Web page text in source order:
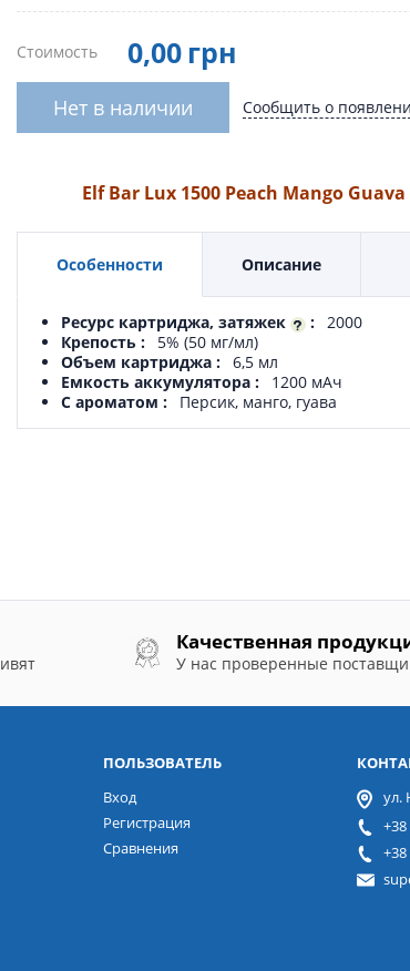
Стоимость 0,00 грн
Нет в наличии Сообщить о
Elf Bar Lux 1500 Peach Mango
Особенности Описание
Ресурс картриджа, затяжек
2000
Крепость
5% (50 мг/мл)
Объем картриджа
6,5 мл
Емкость аккумулятора
1200 мАч
С ароматом
Персик, манго, гуава
Качественная
У нас проверенные
ПОЛЬЗОВАТЕЛЬ
Вход
Регистрация
Сравнения
ул.
+38
+38